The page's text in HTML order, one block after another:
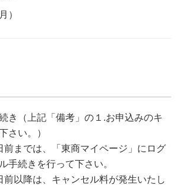
）
き（上記「備考」の１.お申込みのキ
さい。）
前までは、「東商マイページ」にログ
手続きを行って下さい。
前以降は、キャンセル料が発生いたし